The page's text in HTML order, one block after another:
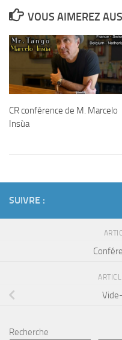
VOUS AIMEREZ
CR conférence de M. Marcelo
Insùa
SUIVRE :
Recherche